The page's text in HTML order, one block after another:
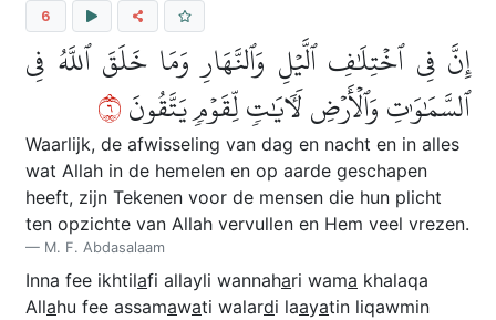
6
إِنَّ فِي ٱخۡتِلَٰفِ ٱلَّيۡلِ وَٱلنَّهَارِ وَمَا خَلَقَ ٱللَّهُ فِي
ٱلسَّمَٰوَٰتِ وَٱلۡأَرۡضِ لَأٓيَٰتٖ لِّقَوۡمٖ يَتَّقُونَ٦
Waarlijk, de afwisseling van dag en nacht en in alles
wat Allah in de hemelen en op aarde geschapen
heeft, zijn Tekenen voor de mensen die hun plicht
ten opzichte van Allah vervullen en Hem veel vrezen.
M. F. Abdasalaam
Inna fee ikhtilafi allayli wannahari wama khalaqa
Allahu fee assamawati walardi laayatin liqawmin